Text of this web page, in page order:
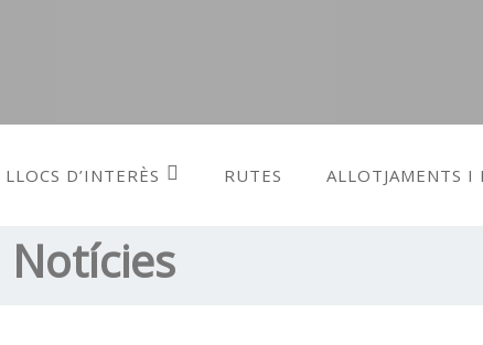
LLOCS D’INTERÈS RUTES ALLOTJAMENTS I
Notícies